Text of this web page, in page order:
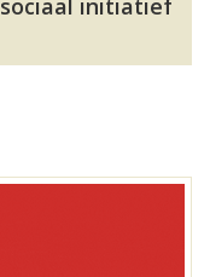
initiatief